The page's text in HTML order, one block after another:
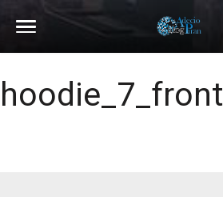
hoodie_7_front